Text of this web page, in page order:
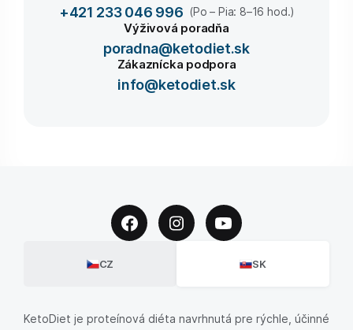
+421 233 046 996 (Po – Pia: 8–16 hod.)
Výživová poradňa
poradna@ketodiet.sk
Zákaznícka podpora
info@ketodiet.sk
CZ SK
KetoDiet je proteínová diéta navrhnutá pre rýchle, účinné